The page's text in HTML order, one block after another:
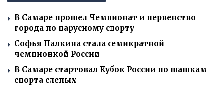
В Самаре прошел Чемпионат и первенство
города по парусному спорту
Софья Палкина стала семикратной
чемпионкой России
В Самаре стартовал Кубок России по шашкам
спорта слепых